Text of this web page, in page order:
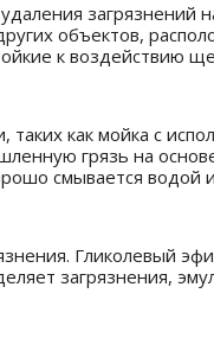
загрязнений
объектов,
к воздействию
как мойка с
грязь на основе
смывается водой
Гликолевый
загрязнения,